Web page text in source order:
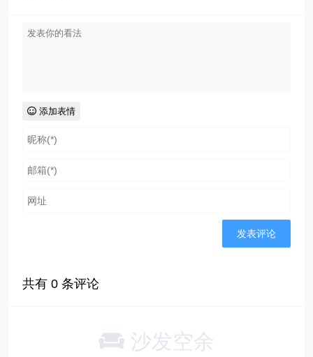
添加表情
共有0 条评论
沙发空余